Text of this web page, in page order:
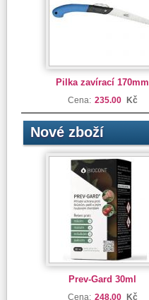
Pilka zavírací 170mm
Cena: 235.00 Kč
Nové zboží
Prev-Gard 30ml
Cena: 248.00 Kč